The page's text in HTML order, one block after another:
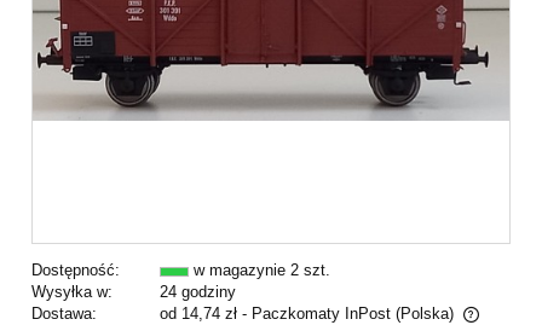
Dostępność:
w magazynie 2 szt.
Wysyłka w:
24 godziny
Dostawa:
od 14,74 zł - Paczkomaty InPost (Polska)